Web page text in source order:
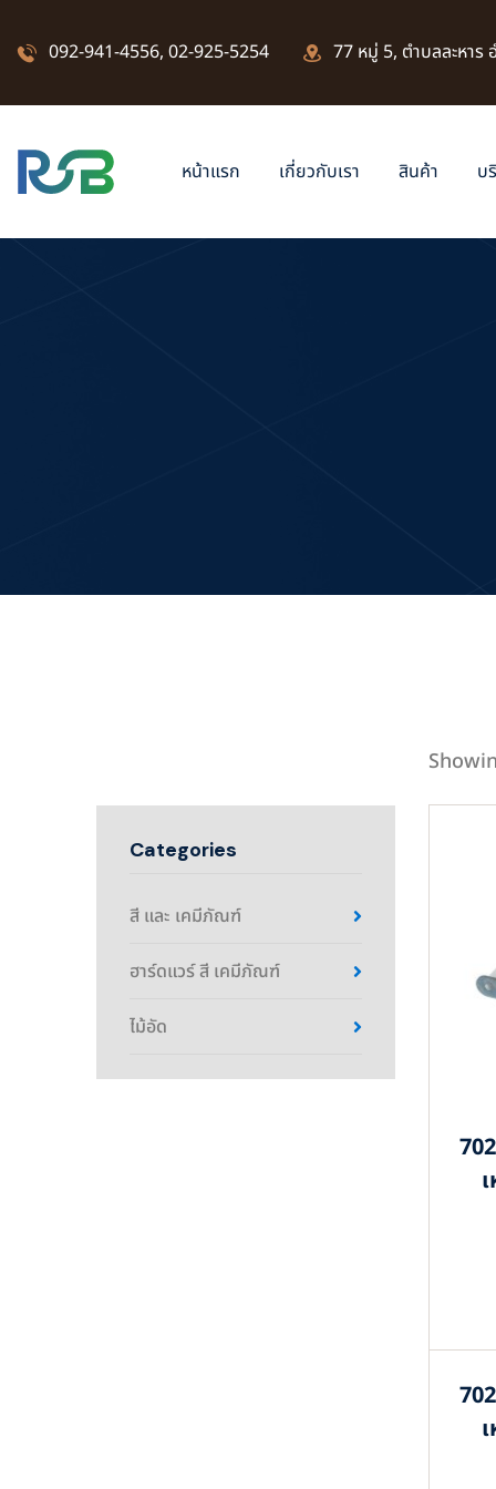
092-941-4556, 02-925-5254 77 หมู่ 5, ตำบลละหาร
หน้าแรก เกี่ยวกับเรา สินค้า บ
Categories
สี และ เคมีภัณฑ์
ฮาร์ดแวร์ สี เคมีภัณฑ์
ไม้อัด